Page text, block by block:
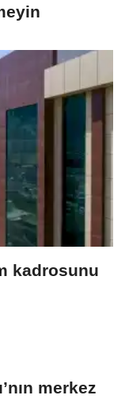
kadrosunu
merkez